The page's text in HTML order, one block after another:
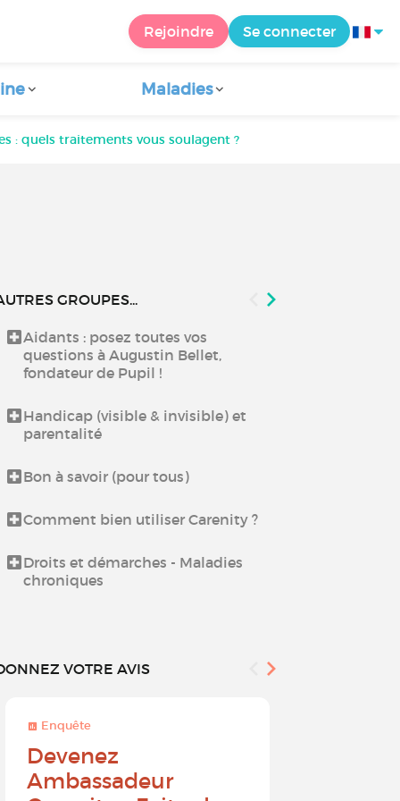
Rejoindre Se connecter
Maladies
: quels traitements vous soulagent ?
GROUPES...
Aidants : posez toutes vos
questions à Augustin Bellet,
fondateur de Pupil !
Handicap (visible & invisible) et
parentalité
Bon à savoir (pour tous)
Comment bien utiliser Carenity ?
Droits et démarches - Maladies
chroniques
VOTRE AVIS
Enquête
Devenez
Ambassadeur